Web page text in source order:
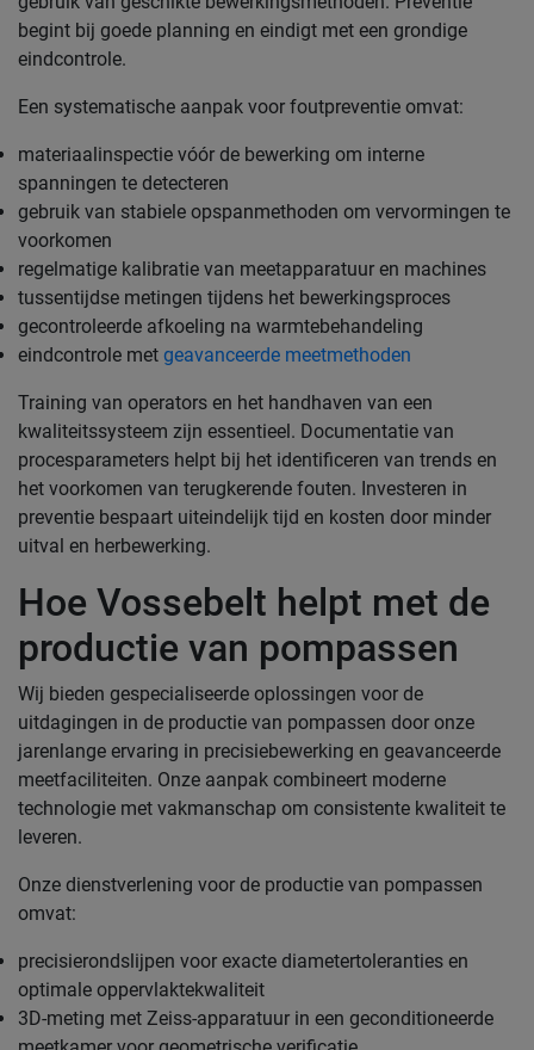
begint bij goede planning en eindigt met een grondige
eindcontrole.
Een systematische aanpak voor foutpreventie omvat:
materiaalinspectie vóór de bewerking om interne
spanningen te detecteren
gebruik van stabiele opspanmethoden om vervormingen te
voorkomen
regelmatige kalibratie van meetapparatuur en machines
tussentijdse metingen tijdens het bewerkingsproces
gecontroleerde afkoeling na warmtebehandeling
eindcontrole met geavanceerde meetmethoden
Training van operators en het handhaven van een
kwaliteitssysteem zijn essentieel. Documentatie van
procesparameters helpt bij het identificeren van trends en
het voorkomen van terugkerende fouten. Investeren in
preventie bespaart uiteindelijk tijd en kosten door minder
uitval en herbewerking.
Hoe Vossebelt helpt met de
productie van pompassen
Wij bieden gespecialiseerde oplossingen voor de
uitdagingen in de productie van pompassen door onze
jarenlange ervaring in precisiebewerking en geavanceerde
meetfaciliteiten. Onze aanpak combineert moderne
technologie met vakmanschap om consistente kwaliteit te
leveren.
Onze dienstverlening voor de productie van pompassen
omvat:
precisierondslijpen voor exacte diametertoleranties en
optimale oppervlaktekwaliteit
3D-meting met Zeiss-apparatuur in een geconditioneerde